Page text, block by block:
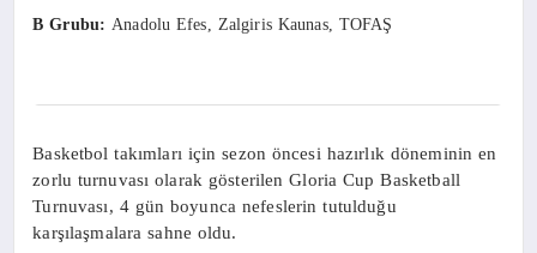
B Grubu: Anadolu Efes, Zalgiris Kaunas, TOFAŞ
Basketbol takımları için sezon öncesi hazırlık döneminin en
zorlu turnuvası olarak gösterilen Gloria Cup Basketball
Turnuvası, 4 gün boyunca nefeslerin tutulduğu
karşılaşmalara sahne oldu.